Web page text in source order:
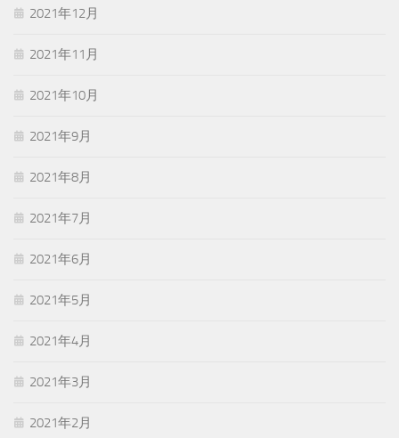
2021年12月
2021年11月
2021年10月
2021年9月
2021年8月
2021年7月
2021年6月
2021年5月
2021年4月
2021年3月
2021年2月